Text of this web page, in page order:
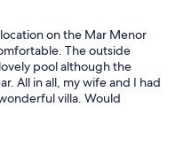
on the Mar Menor
The outside
pool although the
All in all, my wife and I had
villa. Would
again.